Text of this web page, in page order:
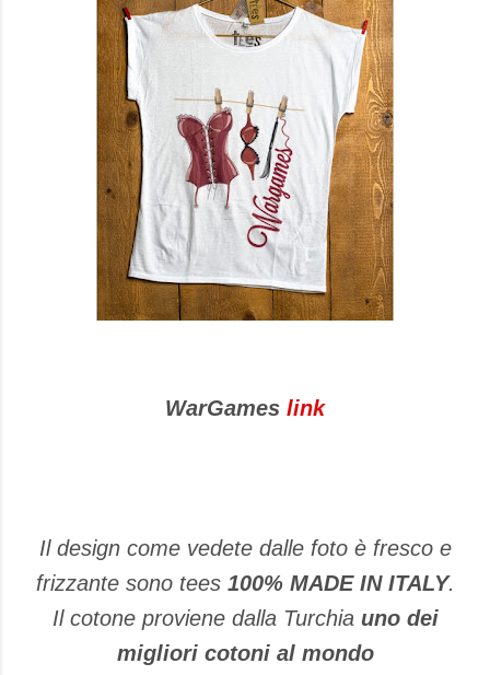
WarGames link
Il design come vedete dalle foto è fresco e
frizzante sono tees 100% MADE IN ITALY.
Il cotone proviene dalla Turchia uno dei
migliori cotoni al mondo